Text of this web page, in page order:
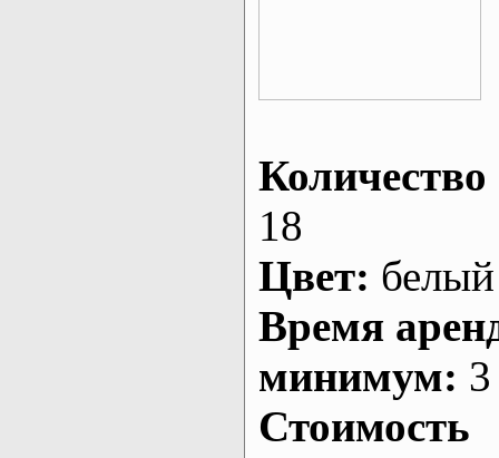
Количество
18
Цвет: белый
Время
минимум:
Стоимость